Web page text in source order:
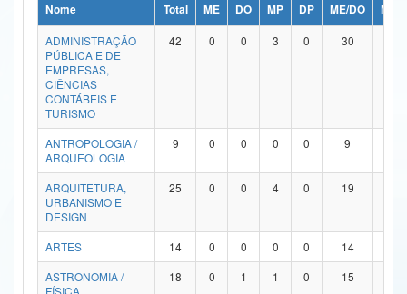
Ministério da Ciência, Tecnologia, Inovações e Comunicações
Ministério do Meio Ambiente
Ministério do Turismo
Ministério do Desenvolvimento Regional
Controladoria-Geral da União
Ministério da Mulher, da Família e dos Direitos Humanos
Secretaria de Governo
Nome Total ME DO MP DP ME/DO
MP/
ADMINISTRAÇÃO
PÚBLICA E DE
EMPRESAS,
CIÊNCIAS
CONTÁBEIS E
TURISMO
42 0 0 3 0 30
ANTROPOLOGIA /
ARQUEOLOGIA
9 0 0 0 0 9
ARQUITETURA,
URBANISMO E
DESIGN
25 0 0 4 0 19
ARTES 14 0 0 0 0 14
ASTRONOMIA /
FÍSICA
18 0 1 1 0 15